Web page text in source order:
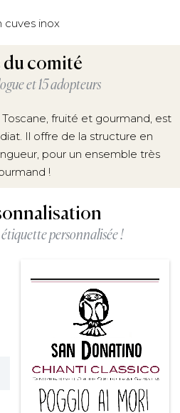
cuves inox
du comité
et 15 adopteurs
fruité et gourmand, est
Il offre de la structure en
pour un ensemble très
!
personnalisée !